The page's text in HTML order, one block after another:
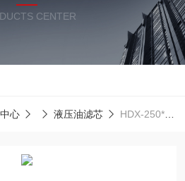
CENTER
心 液压油滤芯 HDX-250*10压力管路专用液压油滤芯